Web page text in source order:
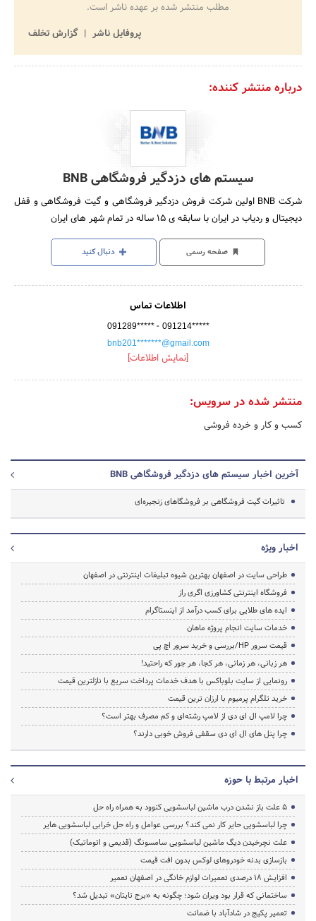
مطلب منتشر شده بر عهده ناشر است.
پروفایل ناشر
گزارش تخلف
درباره منتشر کننده:
سیستم های دزدگیر فروشگاهی BNB
شرکت BNB اولین شرکت فروش دزدگیر فروشگاهی و گیت فروشگاهی و قفل
دیجیتال و ردیاب در ایران با سابقه ی 15 ساله در تمام شهر های ایران
صفحه رسمی دنبال کنید
اطلاعات تماس
091289***** - 091214*****
bnb201*******@gmail.com
[نمایش اطلاعات]
منتشر شده در سرویس:
کسب و کار و خرده فروشی
آخرین اخبار سیستم های دزدگیر فروشگاهی BNB
تاثیرات گیت فروشگاهی بر فروشگاهای زنجیره‌ای
اخبار ویژه
طراحی سایت در اصفهان بهترین شیوه تبلیغات اینترنتی در اصفهان
فروشگاه اینترنتی کشاورزی اگری راز
ایده های طلایی برای کسب درآمد از اینستاگرام
خدمات سایت انجام پروژه ماهان
قیمت سرور HP/بررسی و خرید سرور اچ پی
هر زبانی، هر زمانی، هر کجا، هر جور که راحتید!
رونمایی از سایت بلوباکس با هدف خدمات پرداخت سریع با نازلترین قیمت
خرید تلگرام پرمیوم با ارزان ترین قیمت
چرا لامپ ال ای دی از لامپ رشته‌ای و کم مصرف بهتر است؟
چرا پنل های ال ای دی سقفی فروش خوبی دارند؟
اخبار مرتبط با حوزه
5 علت باز نشدن درب ماشین لباسشویی کنوود به همراه راه حل
چرا لباسشویی حایر کار نمی کند؟ بررسی عوامل و راه حل خرابی لباسشویی هایر
علت نچرخیدن دیگ ماشین لباسشویی سامسونگ (قدیمی و اتوماتیک)
بازسازی بدنه خودروهای لوکس بدون افت قیمت
افزایش ۱۸ درصدی تعمیرات لوازم خانگی در اصفهان تعمیر
ساختمانی که قرار بود ویران شود؛ چگونه به «برج تایتان» تبدیل شد؟
تعمیر پکیج در شادآباد با ضمانت